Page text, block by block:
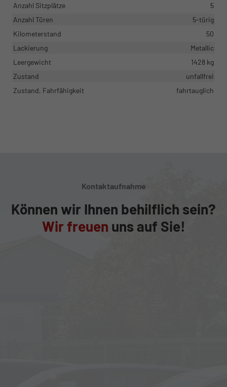
Anzahl Sitzplätze
5
Anzahl Türen
5-türig
Kilometerstand
50
Lackierung
Metallic
Leergewicht
1428 kg
Zustand
unfallfrei
Zustand, Fahrfähigkeit
fahrtauglich
Kontaktaufnahme
Können wir Ihnen behilflich sein?
Wir freuen uns auf Sie!